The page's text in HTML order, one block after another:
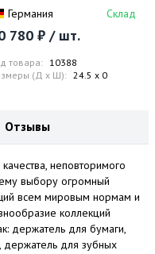
Германия
Склад
780 ₽ / шт.
товара: 10388
(Д x Ш): 24.5 x 0
Отзывы
неповторимого
выбору огромный
всем мировым нормам и
коллекций
держатель для бумаги,
для зубных